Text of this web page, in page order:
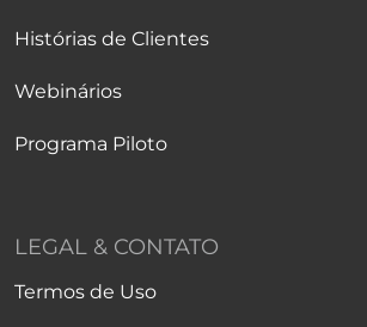
Histórias de Clientes
Webinários
Programa Piloto
LEGAL & CONTATO
Termos de Uso